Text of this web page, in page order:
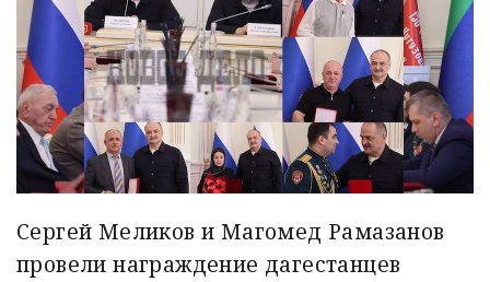
Сергей Меликов и Магомед Рамазанов
провели награждение дагестанцев